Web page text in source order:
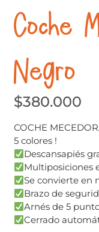
Coche
Negro
$380.000
COCHE
5 colores !
Descansapiés
Multiposiciones
Se convierte en
Brazo de
Arnés de 5
Cerrado